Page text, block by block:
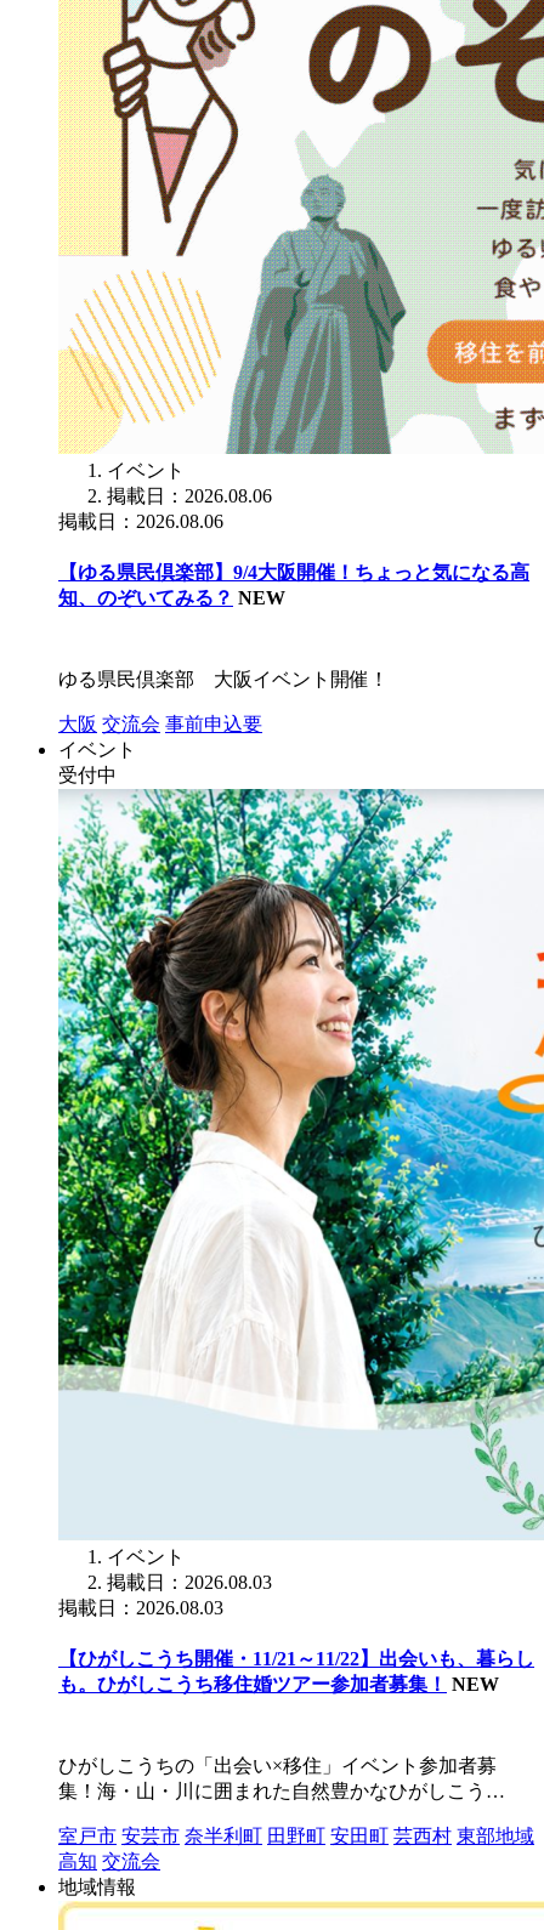
イベント
掲載日：2026.08.06
掲載日：2026.08.06
【ゆる県民倶楽部】9/4大阪開催！ちょっと気になる高
知、のぞいてみる？ NEW
ゆる県民倶楽部 大阪イベント開催！
大阪 交流会 事前申込要
イベント
受付中
イベント
掲載日：2026.08.03
掲載日：2026.08.03
【ひがしこうち開催・11/21～11/22】出会いも、暮らし
も。ひがしこうち移住婚ツアー参加者募集！ NEW
ひがしこうちの「出会い×移住」イベント参加者募
集！海・山・川に囲まれた自然豊かなひがしこう…
室戸市 安芸市 奈半利町 田野町 安田町 芸西村 東部地域
高知 交流会
地域情報